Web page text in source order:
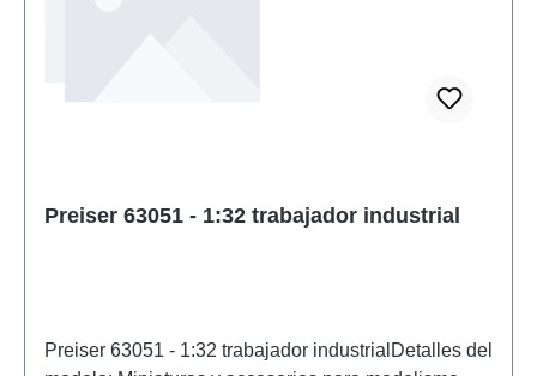
Preiser 63051 - 1:32 trabajador industrial
Preiser 63051 - 1:32 trabajador industrialDetalles del